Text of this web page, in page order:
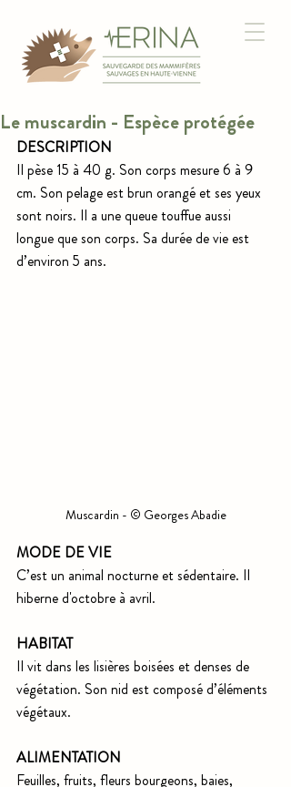
Le muscardin - Espèce protégée
DESCRIPTION
Il pèse 15 à 40 g. Son corps mesure 6 à 9
cm. Son pelage est brun orangé et ses yeux
sont noirs. Il a une queue touffue aussi
longue que son corps. Sa durée de vie est
d’environ 5 ans.
Muscardin - © Georges Abadie
MODE DE VIE
C’est un animal nocturne et sédentaire. Il
hiberne d'octobre à avril.
HABITAT
Il vit dans les lisières boisées et denses de
végétation. Son nid est composé d’éléments
végétaux.
ALIMENTATION
Feuilles, fruits, fleurs bourgeons, baies,